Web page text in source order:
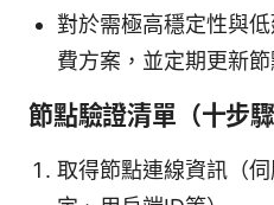
對於需極高穩定性與
費方案，並定期更新節
節點驗證清單（十步驟
取得節點連線資訊（